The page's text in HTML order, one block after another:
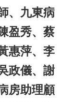
、九東病
盈秀、蔡
惠萍、李
政儀、謝
房助理顧